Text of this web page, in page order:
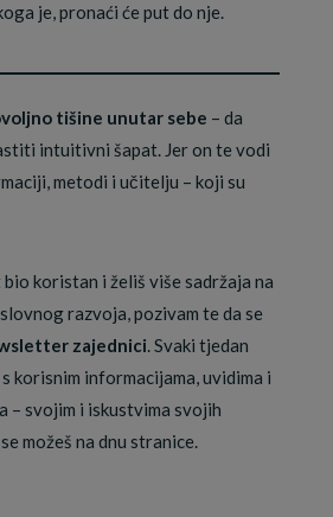
je, pronaći će put do nje.
tišine unutar sebe – da
intuitivni šapat. Jer on te vodi
metodi i učitelju – koji su
koristan i želiš više sadržaja na
razvoja, pozivam te da se
zajednici. Svaki tjedan
korisnim informacijama, uvidima i
– svojim i iskustvima svojih
možeš na dnu stranice.